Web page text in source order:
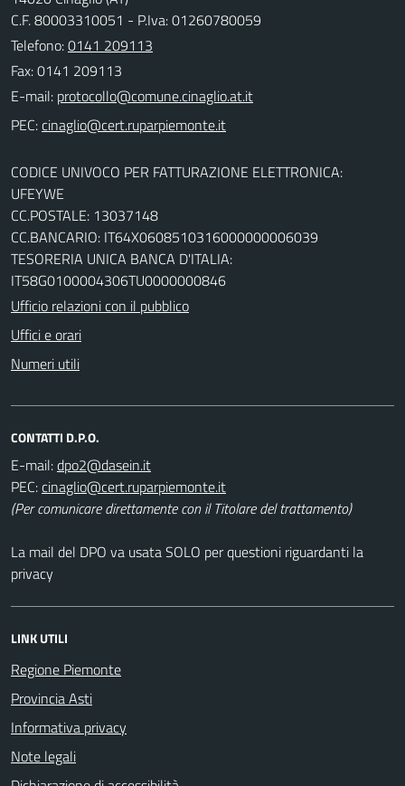
C.F. 80003310051 - P.Iva: 01260780059
Telefono:0141 209113
Fax: 0141 209113
E-mail:
PEC:
CODICE UNIVOCO PER FATTURAZIONE ELETTRONICA:
UFEYWE
CC.POSTALE: 13037148
CC.BANCARIO: IT64X0608510316000000006039
TESORERIA UNICA BANCA D'ITALIA:
IT58G0100004306TU0000000846
Ufficio relazioni con il pubblico
Uffici e orari
Numeri utili
CONTATTI D.P.O.
E-mail:
PEC:
(Per comunicare direttamente con il Titolare del trattamento)
La mail del DPO va usata SOLO per questioni riguardanti la
privacy
LINK UTILI
Regione Piemonte
Provincia Asti
Informativa privacy
Note legali